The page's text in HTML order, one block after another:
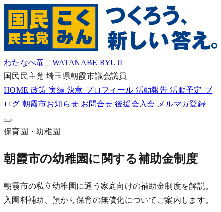
わたなべ竜二WATANABE RYUJI
国民民主党 埼玉県朝霞市議会議員
HOME 政策 実績 決意 プロフィール 活動報告活動予定 ブ
ログ 朝霞市お知らせ お問合せ後援会入会 メルマガ登録
保育園・幼稚園
朝霞市の幼稚園に関する補助金制度
朝霞市の私立幼稚園に通う家庭向けの補助金制度を解説。
入園料補助、預かり保育の無償化についてご案内します。